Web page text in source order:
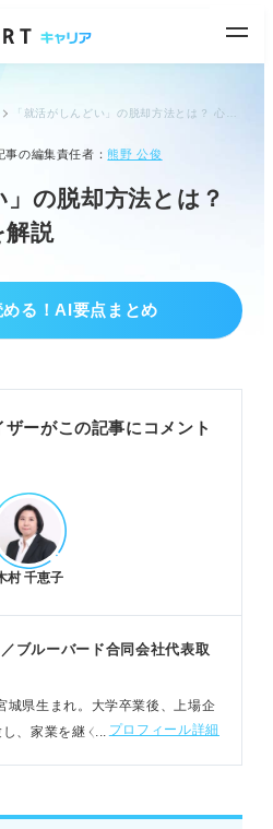
事の編集責任者：熊野 公俊
」の脱却方法とは？
解説
る！AI要点まとめ
理解し心構えを変える
、入社後に活躍できる環境を
ず、自分の選択を信じて進む
し楽しむためのステップ
、ポジティブな側面を見出
周囲の力を積極的に借りる。
換を取り入れ、無理せず効率
ーがこの記事にコメント
村 千恵子
ブルーバード合同会社代表取
県⽣まれ。⼤学卒業後、上場企
、家業を継ぐ。2017年にブルー
プロフィール詳細